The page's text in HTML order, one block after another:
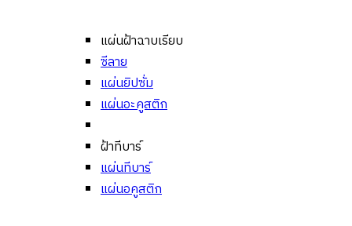
แผ่นฝ้าฉาบเรียบ
ซีลาย
แผ่นยิปซั่ม
แผ่นอะคูสติก
ฝ้าทีบาร์
แผ่นทีบาร์
แผ่นอคูสติก